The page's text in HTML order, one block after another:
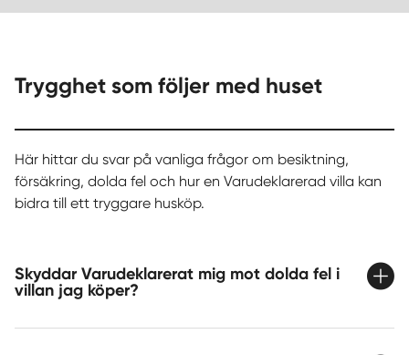
Trygghet som följer med huset
Här hittar du svar på vanliga frågor om besiktning,
försäkring, dolda fel och hur en Varudeklarerad villa kan
bidra till ett tryggare husköp.
Skyddar Varudeklarerat mig mot dolda fel i
villan jag köper?